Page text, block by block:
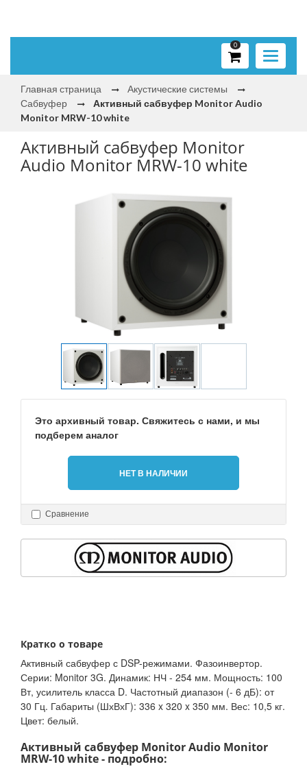
Toggle
0
Главная страница
Акустические системы
Сабвуфер
Активный сабвуфер Monitor Audio
Monitor MRW-10 white
Активный сабвуфер Monitor
Audio Monitor MRW-10 white
Это архивный товар. Свяжитесь с нами, и мы
подберем аналог
НЕТ В НАЛИЧИИ
Сравнение
Кратко о товаре
Активный сабвуфер с DSP-режимами. Фазоинвертор.
Серии: Monitor 3G. Динамик: НЧ - 254 мм. Мощность: 100
Вт, усилитель класса D. Частотный диапазон (- 6 дБ): от
30 Гц. Габариты (ШхВхГ): 336 x 320 x 350 мм. Вес: 10,5 кг.
Цвет: белый.
Активный сабвуфер Monitor Audio Monitor
MRW-10 white - подробно: